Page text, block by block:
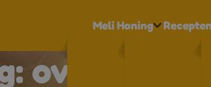
Meli Honing
over